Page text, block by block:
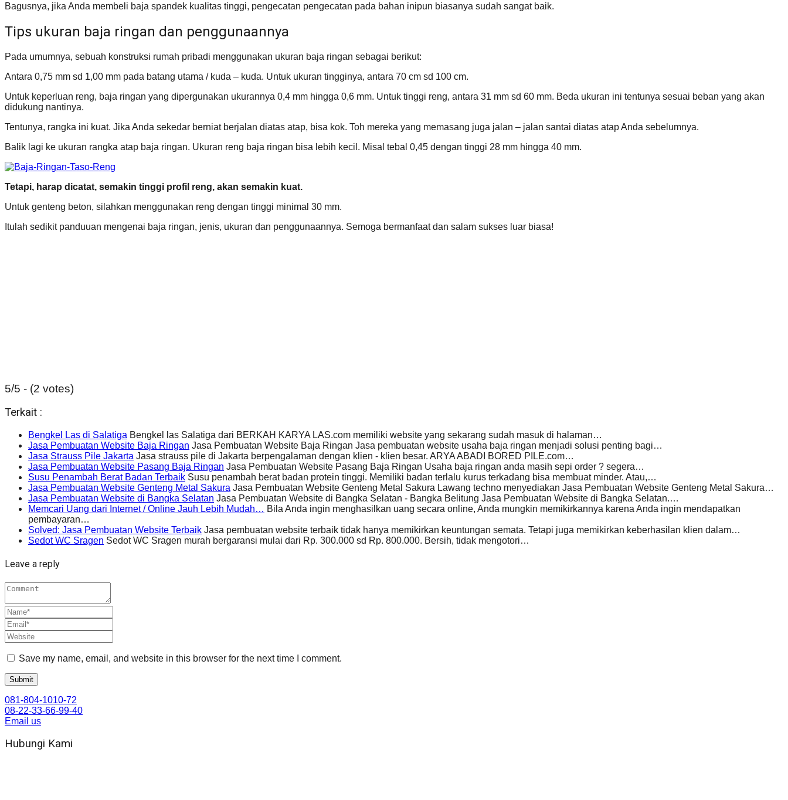
Bagusnya, jika Anda membeli baja spandek kualitas tinggi, pengecatan pengecatan pada bahan inipun biasanya sudah sangat baik.
Tips ukuran baja ringan dan penggunaannya
Pada umumnya, sebuah konstruksi rumah pribadi menggunakan ukuran baja ringan sebagai berikut:
Antara 0,75 mm sd 1,00 mm pada batang utama / kuda – kuda. Untuk ukuran tingginya, antara 70 cm sd 100 cm.
Untuk keperluan reng, baja ringan yang dipergunakan ukurannya 0,4 mm hingga 0,6 mm. Untuk tinggi reng, antara 31 mm sd 60 mm. Beda ukuran ini tentunya sesuai beban yang akan
didukung nantinya.
Tentunya, rangka ini kuat. Jika Anda sekedar berniat berjalan diatas atap, bisa kok. Toh mereka yang memasang juga jalan – jalan santai diatas atap Anda sebelumnya.
Balik lagi ke ukuran rangka atap baja ringan. Ukuran reng baja ringan bisa lebih kecil. Misal tebal 0,45 dengan tinggi 28 mm hingga 40 mm.
Tetapi, harap dicatat, semakin tinggi profil reng, akan semakin kuat.
Untuk genteng beton, silahkan menggunakan reng dengan tinggi minimal 30 mm.
Itulah sedikit panduuan mengenai baja ringan, jenis, ukuran dan penggunaannya. Semoga bermanfaat dan salam sukses luar biasa!
5/5 - (2 votes)
Terkait :
Bengkel Las di Salatiga Bengkel las Salatiga dari BERKAH KARYA LAS.com memiliki website yang sekarang sudah masuk di halaman…
Jasa Pembuatan Website Baja Ringan Jasa Pembuatan Website Baja Ringan Jasa pembuatan website usaha baja ringan menjadi solusi penting bagi…
Jasa Strauss Pile Jakarta Jasa strauss pile di Jakarta berpengalaman dengan klien - klien besar. ARYA ABADI BORED PILE.com…
Jasa Pembuatan Website Pasang Baja Ringan Jasa Pembuatan Website Pasang Baja Ringan Usaha baja ringan anda masih sepi order ? segera…
Susu Penambah Berat Badan Terbaik Susu penambah berat badan protein tinggi. Memiliki badan terlalu kurus terkadang bisa membuat minder. Atau,…
Jasa Pembuatan Website Genteng Metal Sakura Jasa Pembuatan Website Genteng Metal Sakura Lawang techno menyediakan Jasa Pembuatan Website Genteng Metal Sakura…
Jasa Pembuatan Website di Bangka Selatan Jasa Pembuatan Website di Bangka Selatan - Bangka Belitung Jasa Pembuatan Website di Bangka Selatan.…
Memcari Uang dari Internet / Online Jauh Lebih Mudah… Bila Anda ingin menghasilkan uang secara online, Anda mungkin memikirkannya karena Anda ingin mendapatkan
pembayaran…
Solved: Jasa Pembuatan Website Terbaik Jasa pembuatan website terbaik tidak hanya memikirkan keuntungan semata. Tetapi juga memikirkan keberhasilan klien dalam…
Sedot WC Sragen Sedot WC Sragen murah bergaransi mulai dari Rp. 300.000 sd Rp. 800.000. Bersih, tidak mengotori…
Leave a reply
Save my name, email, and website in this browser for the next time I comment.
081-804-1010-72
08-22-33-66-99-40
Email us
Hubungi Kami